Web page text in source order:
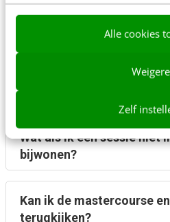
Alle cookies
Zelf
Heb ik betaalde AI-tools
Kan ik tijdens de
Wat als ik een sessie niet
bijwonen?
Kan ik de mastercourse
terugkijken?